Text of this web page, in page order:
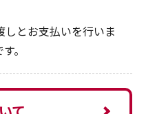
とお支払いを行いま
。